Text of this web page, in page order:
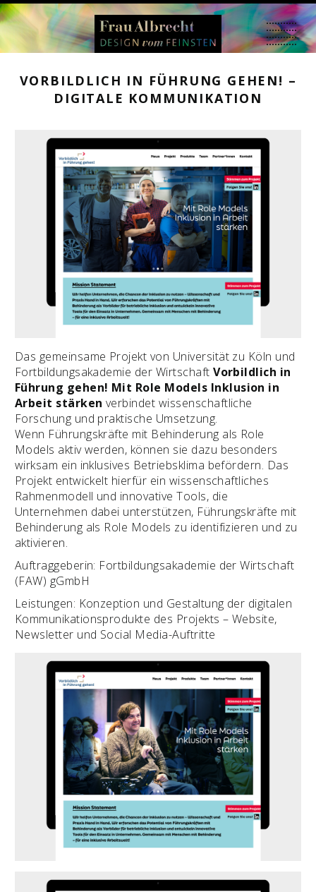
VORBILDLICH IN FÜHRUNG GEHEN! –
DIGITALE KOMMUNIKATION
Das gemeinsame Projekt von Universität zu Köln und
Fortbildungsakademie der WirtschaftVorbildlich in
Führung gehen! Mit Role Models Inklusion in
Arbeit stärken verbindet wissenschaftliche
Forschung und praktische Umsetzung.
Wenn Führungskräfte mit Behinderung als Role
Models aktiv werden, können sie dazu besonders
wirksam ein inklusives Betriebsklima befördern. Das
Projekt entwickelt hierfür ein wissenschaftliches
Rahmenmodell und innovative Tools, die
Unternehmen dabei unterstützen, Führungskräfte mit
Behinderung als Role Models zu identifizieren und zu
aktivieren.
Auftraggeberin: Fortbildungsakademie der Wirtschaft
(FAW) gGmbH
Leistungen: Konzeption und Gestaltung der digitalen
Kommunikationsprodukte des Projekts – Website,
Newsletter und Social Media-Auftritte